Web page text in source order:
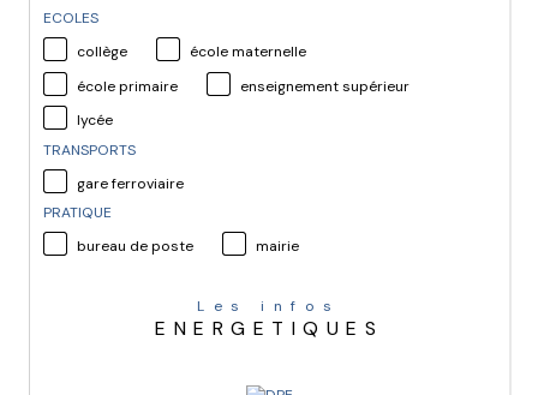
ECOLES
collège
école maternelle
école primaire
enseignement supérieur
lycée
TRANSPORTS
gare ferroviaire
PRATIQUE
bureau de poste
mairie
Les infos
ENERGETIQUES